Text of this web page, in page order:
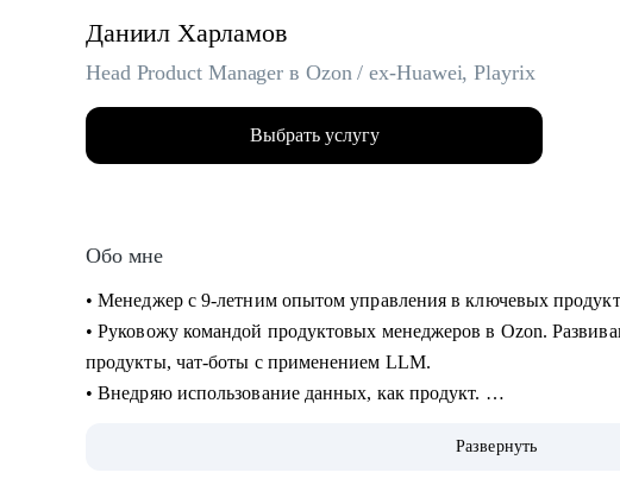
Даниил Харламов
Head Product Manager в Ozon / ex-Huawei, Playrix
Выбрать услугу
Обо мне
• Менеджер с 9-летним опытом управления в ключевых
• Руковожу командой продуктовых менеджеров в Ozon.
продукты, чат-боты с применением LLM.
• Внедряю использование данных, как продукт.
• Вместе с подопечными составили более 300 резюме для РФ и
Развернуть